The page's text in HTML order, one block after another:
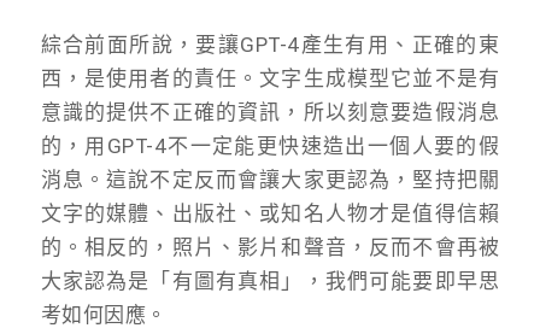
綜合前面所說，要讓GPT-4產生有用、正確的東
西，是使用者的責任。文字生成模型它並不是有
意識的提供不正確的資訊，所以刻意要造假消息
的，用GPT-4不一定能更快速造出一個人要的假
消息。這說不定反而會讓大家更認為，堅持把關
文字的媒體、出版社、或知名人物才是值得信賴
的。相反的，照片、影片和聲音，反而不會再被
大家認為是「有圖有真相」，我們可能要即早思
考如何因應。